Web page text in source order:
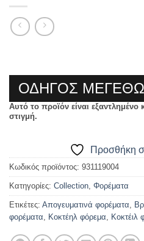
ΟΔΗΓΟΣ
Αυτό το προϊόν είναι εξαντλημένο
στιγμή.
Προσθήκη
Κωδικός προϊόντος: 931119004
Κατηγορίες: Collection, Φορέματα
Ετικέτες: Απογευματινά φορέματα,
φορέματα, Κοκτέηλ φόρεμα, Κοκτέιλ